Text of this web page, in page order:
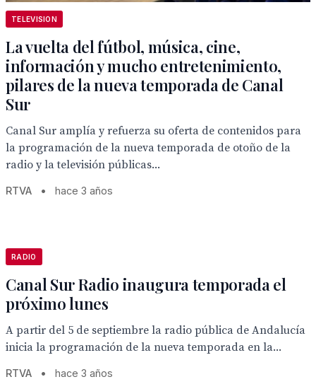
TELEVISION
La vuelta del fútbol, música, cine,
información y mucho entretenimiento,
pilares de la nueva temporada de Canal
Sur
Canal Sur amplía y refuerza su oferta de contenidos para
la programación de la nueva temporada de otoño de la
radio y la televisión públicas...
RTVA • hace 3 años
RADIO
Canal Sur Radio inaugura temporada el
próximo lunes
A partir del 5 de septiembre la radio pública de Andalucía
inicia la programación de la nueva temporada en la...
RTVA • hace 3 años